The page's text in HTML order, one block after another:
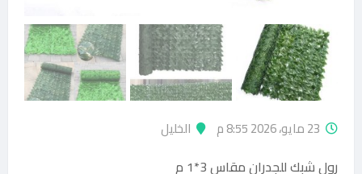
23 مايو، 2026 8:55 م الخليل
رول شبك للجدران مقاس 3*1 م